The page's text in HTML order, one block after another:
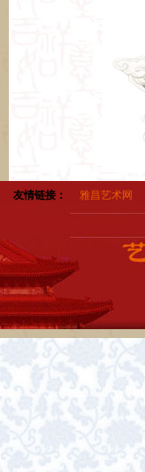
友情链接： 雅昌艺术网